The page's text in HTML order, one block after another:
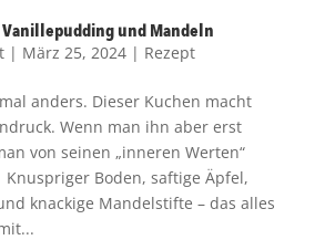
und Mandeln
| März 25, 2024| Rezept
anders. Dieser Kuchen macht
Wenn man ihn aber erst
von seinen „inneren Werten“
Boden, saftige Äpfel,
knackige Mandelstifte – das alles